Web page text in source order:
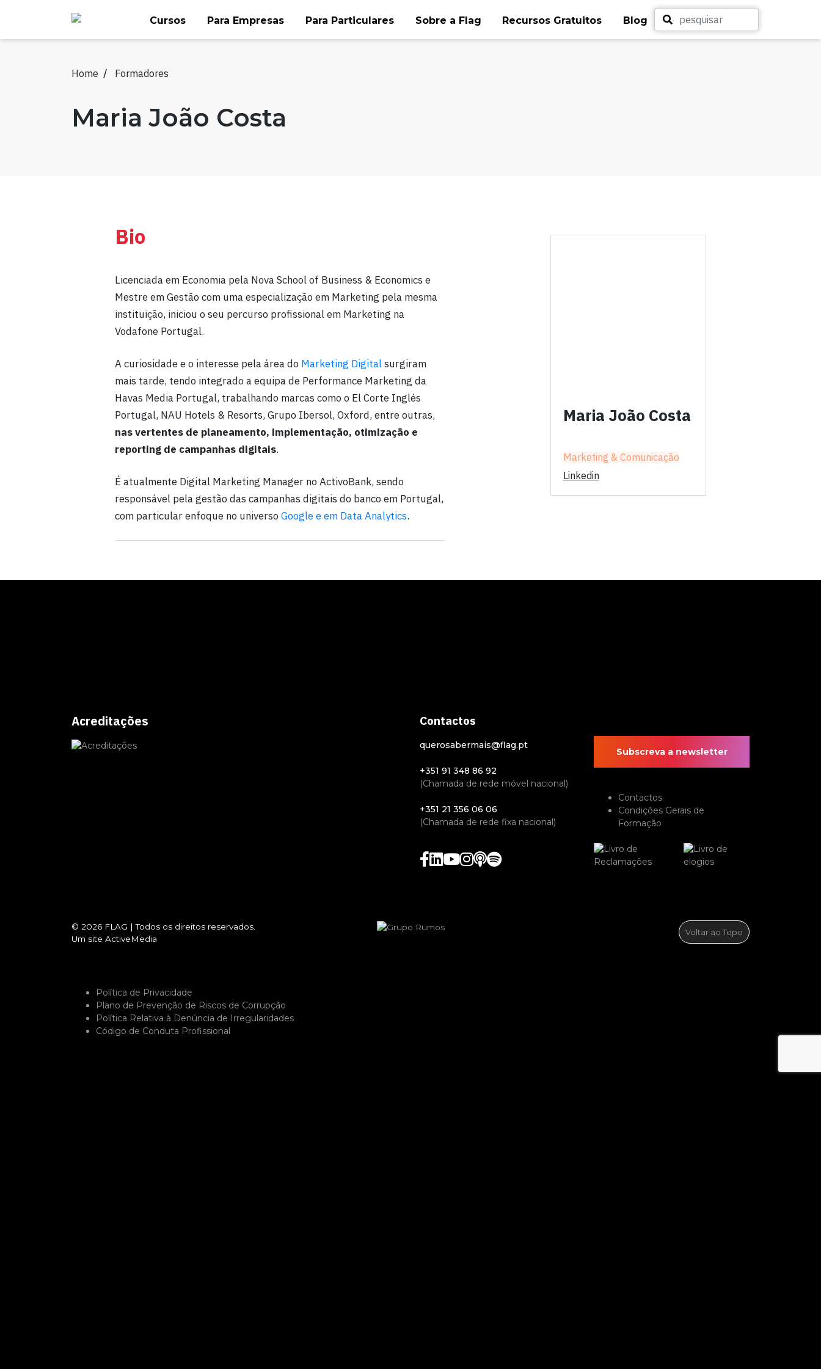
content
Cursos Para Empresas Para Particulares Sobre a Flag Recursos Gratuitos Blog
Home Formadores
Maria João Costa
Bio
Licenciada em Economia pela Nova School of Business & Economics e
Mestre em Gestão com uma especialização em Marketing pela mesma
instituição, iniciou o seu percurso profissional em Marketing na
Vodafone Portugal.
A curiosidade e o interesse pela área do Marketing Digitalsurgiram
mais tarde, tendo integrado a equipa de Performance Marketing da
Havas Media Portugal, trabalhando marcas como o El Corte Inglés
Portugal, NAU Hotels & Resorts, Grupo Ibersol, Oxford, entre outras,
nas vertentes de planeamento, implementação, otimização e
reporting de campanhas digitais.
É atualmente Digital Marketing Manager no ActivoBank, sendo
responsável pela gestão das campanhas digitais do banco em Portugal,
com particular enfoque no universoGoogle e em Data Analytics.
Maria João Costa
Marketing & Comunicação
Linkedin
Acreditações Contactos
querosabermais@flag.pt
+351 91 348 86 92
(Chamada de rede móvel nacional)
+351 21 356 06 06
(Chamada de rede fixa nacional)
Subscreva a newsletter
Contactos
Condições Gerais de
Formação
© 2026 FLAG |Todos os direitos reservados.
Um site ActiveMedia
Voltar ao Topo
Política de Privacidade
Plano de Prevenção de Riscos de Corrupção
Política Relativa à Denúncia de Irregularidades
Código de Conduta Profissional